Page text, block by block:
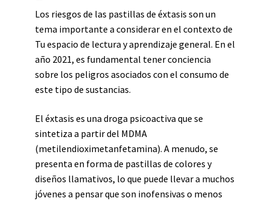
Los riesgos de las pastillas de éxtasis son un
tema importante a considerar en el contexto de
Tu espacio de lectura y aprendizaje general. En el
año 2021, es fundamental tener conciencia
sobre los peligros asociados con el consumo de
este tipo de sustancias.
El éxtasis es una droga psicoactiva que se
sintetiza a partir del MDMA
(metilendioximetanfetamina). A menudo, se
presenta en forma de pastillas de colores y
diseños llamativos, lo que puede llevar a muchos
jóvenes a pensar que son inofensivas o menos